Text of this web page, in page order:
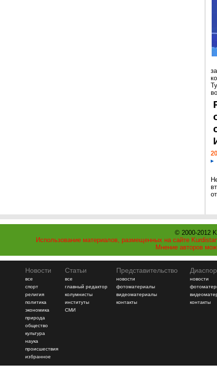
© 2000-2012
Использование материалов, размещенных на сайте
Мнение авторов
Новости
все
спорт
религия
политика
экономика
природа
общество
культура
наука
происшествия
избранное
Статьи
все
главный редактор
колумнисты
институты
СМИ
Представительство
новости
фотоматериалы
видеоматериалы
контакты
новости
контакты